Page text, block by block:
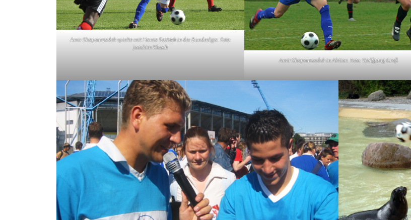
Amir Shapourzadeh spielte mit Hansa Rostock in der Bundesliga. Foto:
Joachim Kloock
Amir Shapourzadeh in Aktion. Foto: Wolfgang Groß